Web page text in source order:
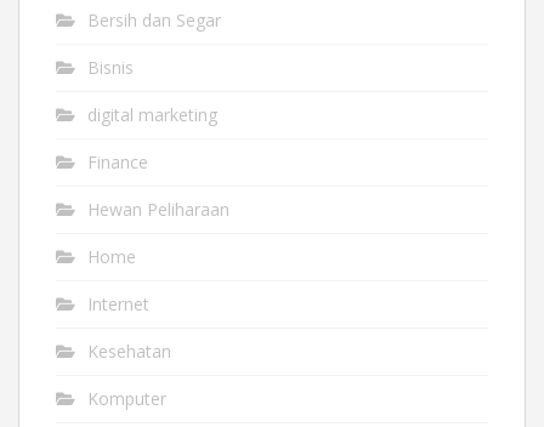
Bersih dan Segar
Bisnis
digital marketing
Finance
Hewan Peliharaan
Home
Internet
Kesehatan
Komputer